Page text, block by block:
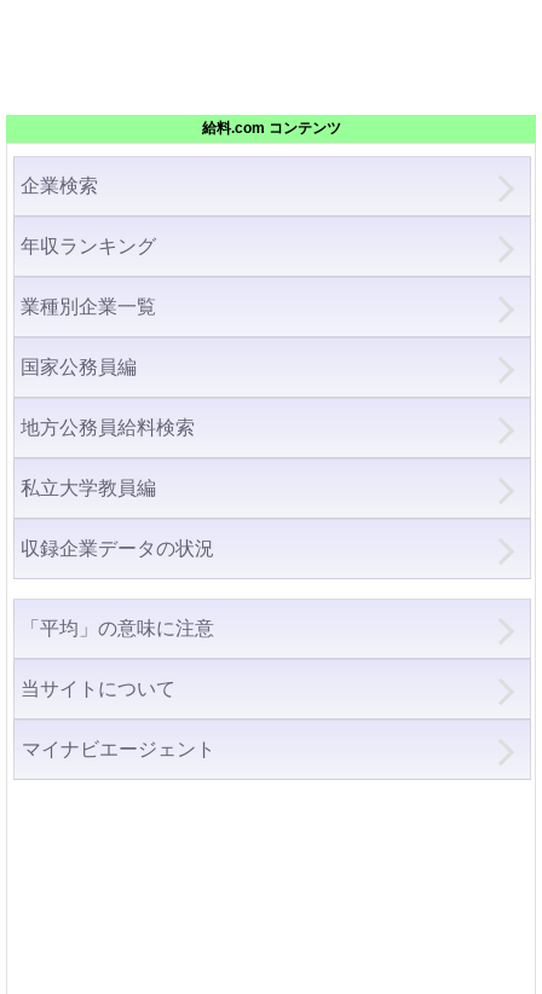
給料.com コンテンツ
企業検索
年収ランキング
業種別企業一覧
国家公務員編
地方公務員給料検索
私立大学教員編
収録企業データの状況
「平均」の意味に注意
当サイトについて
マイナビエージェント